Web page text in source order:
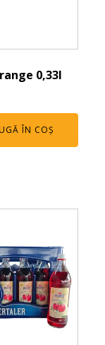
0,33l
ÎN COȘ